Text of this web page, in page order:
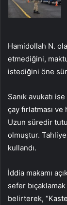
Hamidollah N.
etmediğini,
istediğini öne
Sanık avukatı
çay fırlatması
Uzun süredir
olmuştur.
kullandı.
İddia makamı
sefer
belirterek,